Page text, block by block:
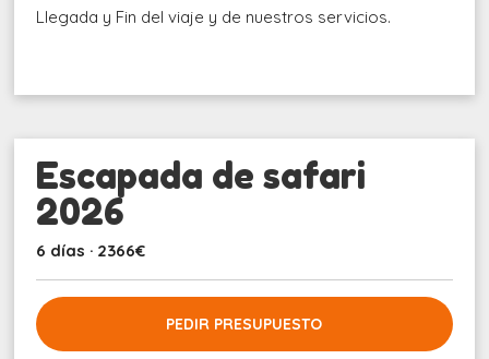
Llegada y Fin del viaje y de nuestros servicios.
Escapada de safari
2026
6 días · 2366€
PEDIR PRESUPUESTO